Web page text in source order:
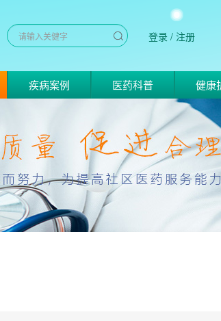
登录 / 注册
疾病案例 医药科普 健康